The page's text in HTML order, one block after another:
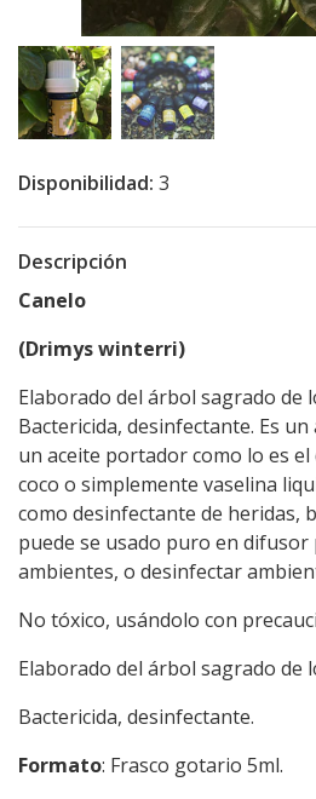
Disponibilidad: 3
Descripción
Canelo
(Drimys winterri)
Elaborado del árbol sagrado de
Bactericida, desinfectante. Es
un aceite portador como lo es
coco o simplemente vaselina
como desinfectante de heridas,
puede se usado puro en
ambientes, o desinfectar
No tóxico, usándolo con
Elaborado del árbol sagrado de
Bactericida, desinfectante.
Formato: Frasco gotario 5ml.